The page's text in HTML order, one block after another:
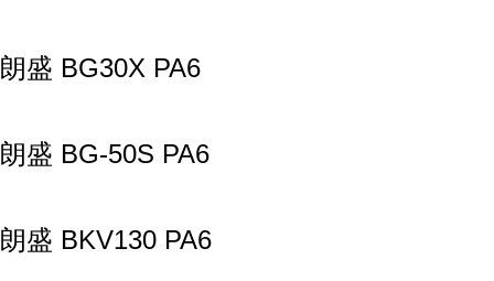
朗盛 BG30X PA6
朗盛 BG-50S PA6
朗盛 BKV130 PA6